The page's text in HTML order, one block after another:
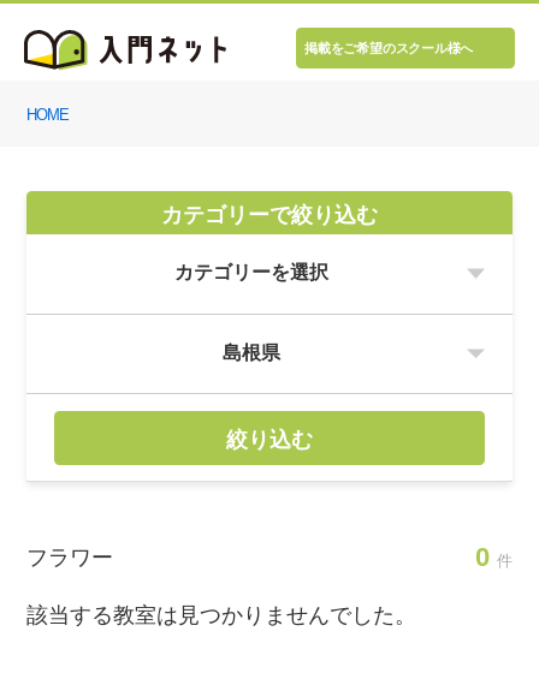
掲載をご希望のスクール様へ
HOME
カテゴリーで絞り込む
絞り込む
フラワー 0 件
該当する教室は見つかりませんでした。